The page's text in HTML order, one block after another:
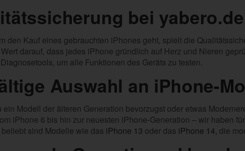
bei yabero.de
den Kauf eines gebrauchten iPhones geht, spielt die
darauf, dass jedes iPhone gründlich auf Herz und Nieren
um alle Funktionen des Geräts zu testen.
Auswahl an iPhone-
ein Modell der älteren Generation bevorzugst oder etwas
iPhone 6 bis hin zur neuesten iPhone-Generation – wir haben
sind Modelle wie das iPhone 13 oder das iPhone 14 , die